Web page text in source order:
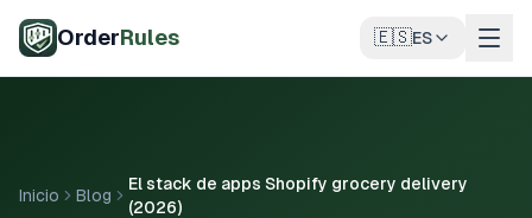
OrderRules 🇪🇸ES
Inicio Blog
El stack de apps Shopify grocery delivery
(2026)